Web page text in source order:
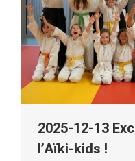
2025-12-13
l’Aïki-kids !